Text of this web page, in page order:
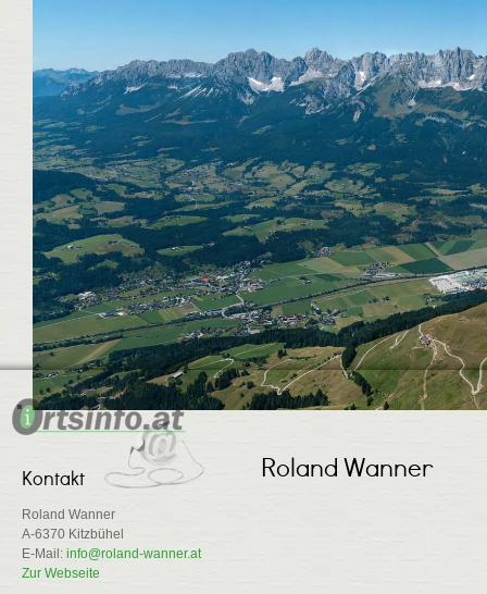
Kontakt
Roland Wanner
A-6370 Kitzbühel
E-Mail: info@roland-wanner.at
Zur Webseite
Roland Wanner